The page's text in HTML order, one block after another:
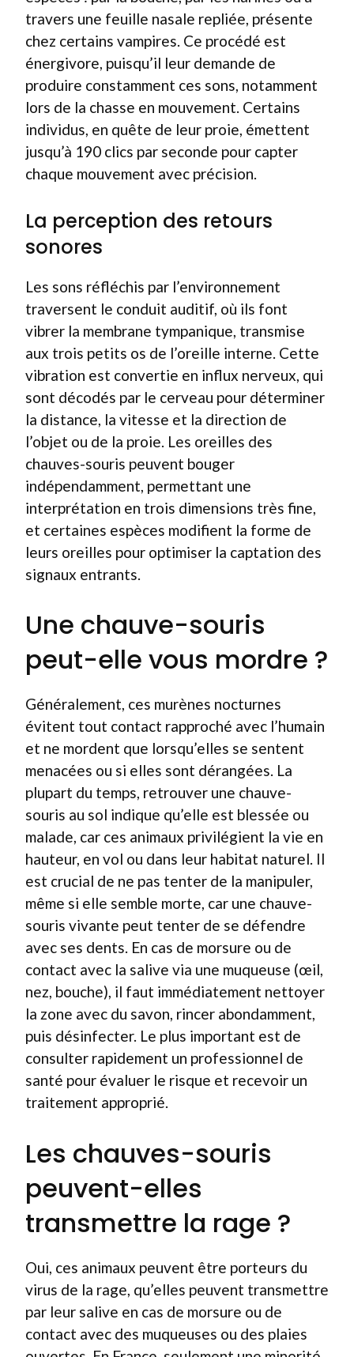
travers une feuille nasale repliée, présente
chez certains vampires. Ce procédé est
énergivore, puisqu’il leur demande de
produire constamment ces sons, notamment
lors de la chasse en mouvement. Certains
individus, en quête de leur proie, émettent
jusqu’à 190 clics par seconde pour capter
chaque mouvement avec précision.
La perception des retours
sonores
Les sons réfléchis par l’environnement
traversent le conduit auditif, où ils font
vibrer la membrane tympanique, transmise
aux trois petits os de l’oreille interne. Cette
vibration est convertie en influx nerveux, qui
sont décodés par le cerveau pour déterminer
la distance, la vitesse et la direction de
l’objet ou de la proie. Les oreilles des
chauves-souris peuvent bouger
indépendamment, permettant une
interprétation en trois dimensions très fine,
et certaines espèces modifient la forme de
leurs oreilles pour optimiser la captation des
signaux entrants.
Une chauve-souris
peut-elle vous mordre ?
Généralement, ces murènes nocturnes
évitent tout contact rapproché avec l’humain
et ne mordent que lorsqu’elles se sentent
menacées ou si elles sont dérangées. La
plupart du temps, retrouver une chauve-
souris au sol indique qu’elle est blessée ou
malade, car ces animaux privilégient la vie en
hauteur, en vol ou dans leur habitat naturel. Il
est crucial de ne pas tenter de la manipuler,
même si elle semble morte, car une chauve-
souris vivante peut tenter de se défendre
avec ses dents. En cas de morsure ou de
contact avec la salive via une muqueuse (œil,
nez, bouche), il faut immédiatement nettoyer
la zone avec du savon, rincer abondamment,
puis désinfecter. Le plus important est de
consulter rapidement un professionnel de
santé pour évaluer le risque et recevoir un
traitement approprié.
Les chauves-souris
peuvent-elles
transmettre la rage ?
Oui, ces animaux peuvent être porteurs du
virus de la rage, qu’elles peuvent transmettre
par leur salive en cas de morsure ou de
contact avec des muqueuses ou des plaies